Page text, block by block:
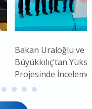
Bakan Uraloğlu ve
Büyükkılıç’tan
Projesinde İnceleme